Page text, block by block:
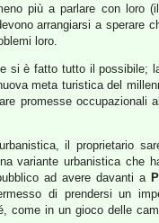
più a parlare con loro
arrangiarsi a sperare
loro.
si è fatto tutto il possibile;
meta turistica del
promesse occupazionali
il proprietario
variante urbanistica che
ad avere davanti a
di prendersi un
come in un gioco delle